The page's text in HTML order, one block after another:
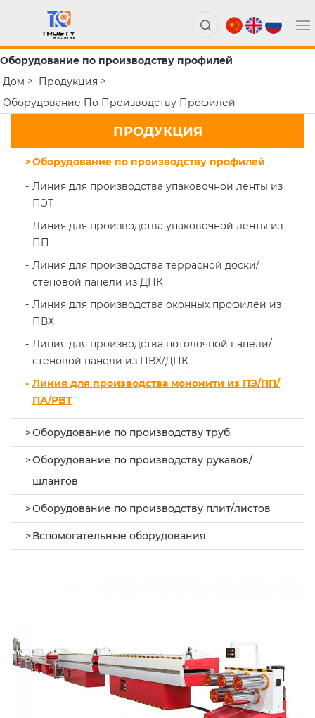
Оборудование по производству профилей
Дом
Продукция
Оборудование По Производству Профилей
ПРОДУКЦИЯ
Оборудование по производству профилей
Линия для производства упаковочной ленты из
ПЭТ
Линия для производства упаковочной ленты из
ПП
Линия для производства террасной доски/
стеновой панели из ДПК
Линия для производства оконных профилей из
ПВХ
Линия для производства потолочной панели/
стеновой панели из ПВХ/ДПК
Линия для производства мононити из ПЭ/ПП/
ПА/PBT
Оборудование по производству труб
Оборудование по производству рукавов/
шлангов
Оборудование по производству плит/листов
Вспомогательные оборудования